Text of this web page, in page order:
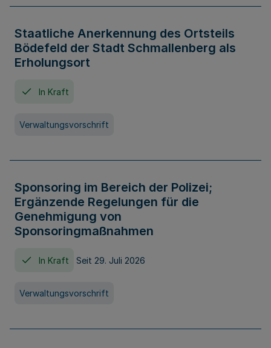
Staatliche Anerkennung des Ortsteils
Bödefeld der Stadt Schmallenberg als
Erholungsort
In Kraft
Verwaltungsvorschrift
Sponsoring im Bereich der Polizei;
Ergänzende Regelungen für die
Genehmigung von
Sponsoringmaßnahmen
In Kraft Seit 29. Juli 2026
Verwaltungsvorschrift